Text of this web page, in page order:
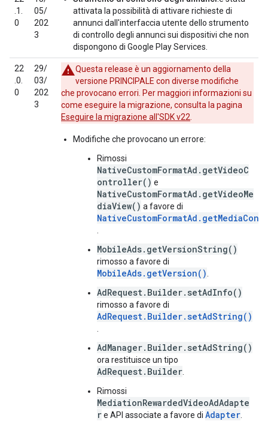
.1.
0
05/
202
3
attivata la possibilità di attivare richieste di
annunci dall'interfaccia utente dello strumento
di controllo degli annunci sui dispositivi che non
dispongono di Google Play Services.
22
.0.
0
29/
03/
202
3
Questa release è un aggiornamento della
versione PRINCIPALE con diverse modifiche
che provocano errori. Per maggiori informazioni su
come eseguire la migrazione, consulta la pagina
Eseguire la migrazione all'SDK v22
Modifiche che provocano un errore:
Rimossi
NativeCustomFormatAd.getVideoC
ontroller() e
NativeCustomFormatAd.getVideoMe
diaView() a favore di
MobileAds.getVersionString()
rimosso a favore di
MobileAds.getVersion()
AdRequest.Builder.setAdInfo()
rimosso a favore di
AdRequest.Builder.setAdString()
AdManager.Builder.setAdString()
ora restituisce un tipo
AdRequest.Builder
Rimossi
MediationRewardedVideoAdAdapte
re API associate a favore di Adapter